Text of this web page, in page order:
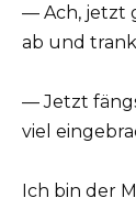
— Ach, jetzt
ab und
— Jetzt
viel
Ich bin der